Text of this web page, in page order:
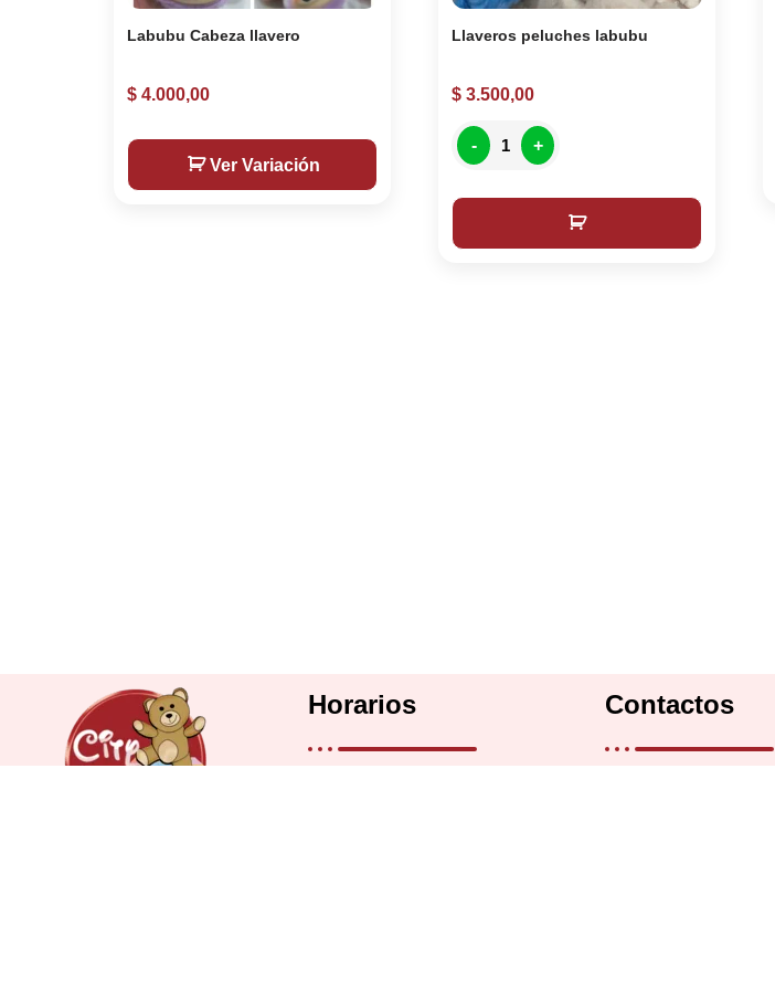
Labubu Cabeza llavero
$ 4.000,00
Ver Variación
Llaveros peluches labubu
$ 3.500,00
- +
Horarios Contactos